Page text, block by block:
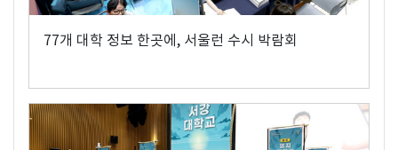
77개 대학 정보 한곳에, 서울런 수시 박람회